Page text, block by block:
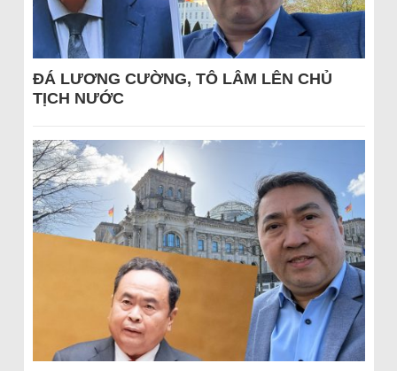
ĐÁ LƯƠNG CƯỜNG, TÔ LÂM LÊN CHỦ
TỊCH NƯỚC